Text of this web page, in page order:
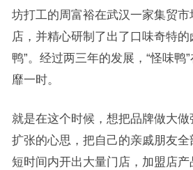
坊打工的周富裕在武汉一家集贸
店，并精心研制了出了口味奇特
鸭”。经过两三年的发展，“怪味鸭
靡一时。
就是在这个时候，想把品牌做大
扩张的心思，把自己的亲戚朋友全
短时间内开出大量门店，加盟店产